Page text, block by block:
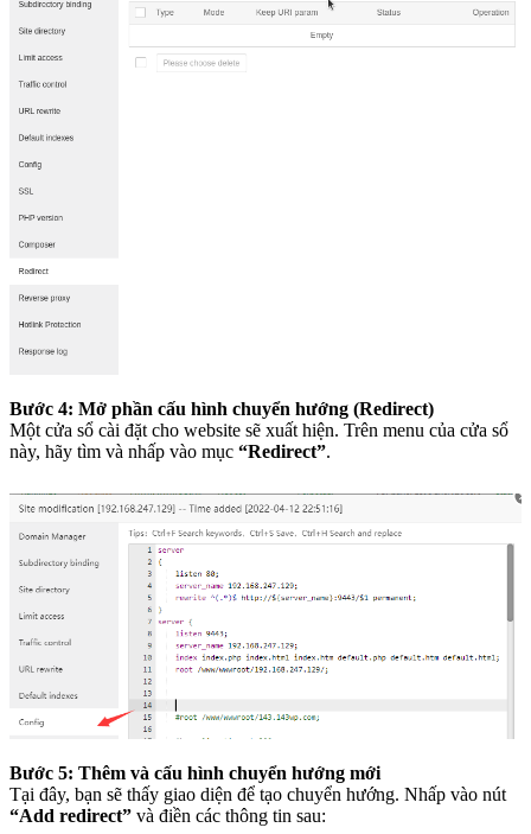
Bước 4: Mở phần cấu hình chuyển hướng (Redirect)
Một cửa sổ cài đặt cho website sẽ xuất hiện. Trên menu của cửa sổ
này, hãy tìm và nhấp vào mục “Redirect”.
Bước 5: Thêm và cấu hình chuyển hướng mới
Tại đây, bạn sẽ thấy giao diện để tạo chuyển hướng. Nhấp vào nút
“Add redirect” và điền các thông tin sau: